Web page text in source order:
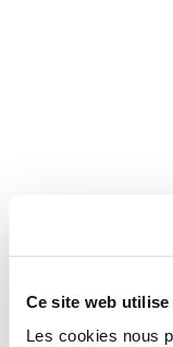
Ce site web
Les cookies nous